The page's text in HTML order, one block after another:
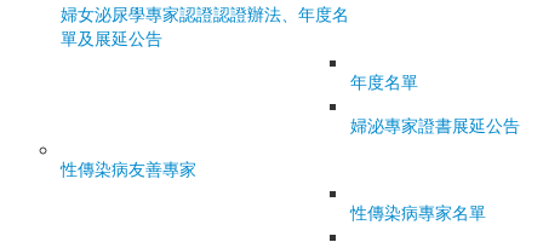
婦女泌尿學專家認證認證辦法、年度名
單及展延公告
年度名單
婦泌專家證書展延公告
性傳染病友善專家
性傳染病專家名單